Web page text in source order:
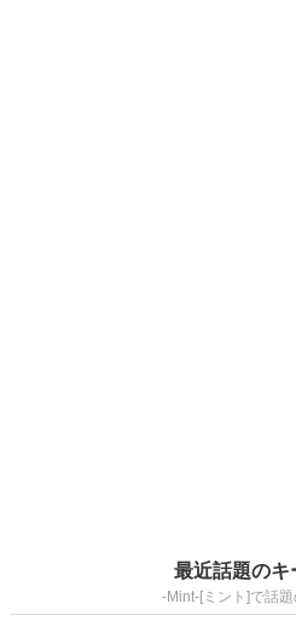
最近話題のキ
-Mint-[ミント]で話